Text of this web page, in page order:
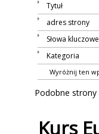
Tytuł
adres strony
Słowa kluczowe
Kategoria
Wyróżnij ten
Podobne strony
Kurs